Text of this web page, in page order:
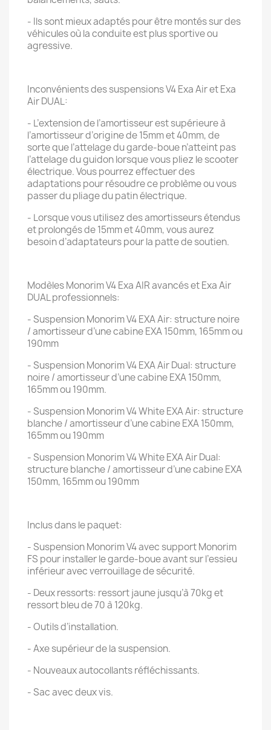
- Ils sont mieux adaptés pour être montés sur des
véhicules où la conduite est plus sportive ou
agressive.
Inconvénients des suspensions V4 Exa Air et Exa
Air DUAL:
- L’extension de l’amortisseur est supérieure à
l’amortisseur d’origine de 15mm et 40mm, de
sorte que l’attelage du garde-boue n’atteint pas
l’attelage du guidon lorsque vous pliez le scooter
électrique. Vous pourrez effectuer des
adaptations pour résoudre ce problème ou vous
passer du pliage du patin électrique.
- Lorsque vous utilisez des amortisseurs étendus
et prolongés de 15mm et 40mm, vous aurez
besoin d’adaptateurs pour la patte de soutien.
Modèles Monorim V4 Exa AIR avancés et Exa Air
DUAL professionnels:
- Suspension Monorim V4 EXA Air: structure noire
/ amortisseur d’une cabine EXA 150mm, 165mm ou
190mm
- Suspension Monorim V4 EXA Air Dual: structure
noire / amortisseur d’une cabine EXA 150mm,
165mm ou 190mm.
- Suspension Monorim V4 White EXA Air: structure
blanche / amortisseur d’une cabine EXA 150mm,
165mm ou 190mm
- Suspension Monorim V4 White EXA Air Dual:
structure blanche / amortisseur d’une cabine EXA
150mm, 165mm ou 190mm
Inclus dans le paquet:
- Suspension Monorim V4 avec support Monorim
FS pour installer le garde-boue avant sur l’essieu
inférieur avec verrouillage de sécurité.
- Deux ressorts: ressort jaune jusqu’à 70kg et
ressort bleu de 70 à 120kg.
- Outils d’installation.
- Axe supérieur de la suspension.
- Nouveaux autocollants réfléchissants.
- Sac avec deux vis.